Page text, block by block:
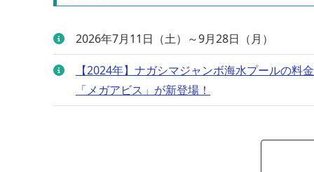
2026年7月11日（土）～9月28日（月）
【2024年】ナガシマジャンボ海水プールの
「メガアビス」が新登場！